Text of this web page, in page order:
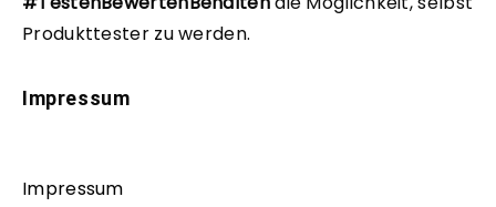
Produkttester zu werden.
Impressum
Impressum